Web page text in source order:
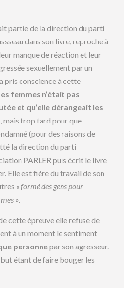
partie de la direction du parti
dans son livre, reproche à
manque de réaction et leur
sexuellement par un
pris conscience à cette
femmes n’était pas
et qu’elle dérangeait les
mais trop tard pour que
(pour des raisons de
la direction du parti
PARLER puis écrit le livre
Elle est fière du travail de son
« formé des gens pour
».
cette épreuve elle refuse de
à un moment le sentiment
personnepar son agresseur.
but étant de faire bouger les